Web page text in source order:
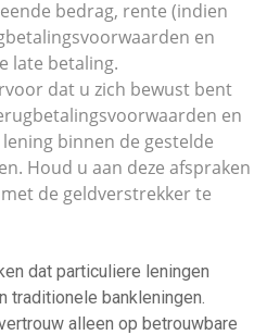
bedrag, rente (indien
en
late betaling.
dat u zich bewust bent
en
binnen de gestelde
Houd u aan deze afspraken
de geldverstrekker te
dat particuliere leningen
traditionele bankleningen.
alleen op betrouwbare